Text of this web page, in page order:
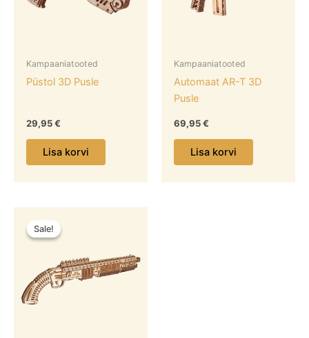
Kampaaniatooted
Püstol 3D Pusle
29,95€
Lisa korvi
Kampaaniatooted
Automaat AR-T 3D
Pusle
69,95€
Lisa korvi
Sale!
Sale!